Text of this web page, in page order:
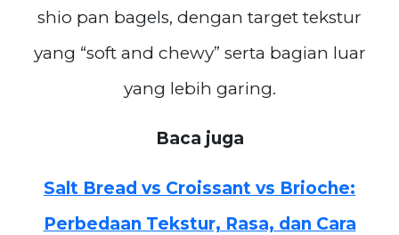
shio pan bagels, dengan target tekstur
yang “soft and chewy” serta bagian luar
yang lebih garing.
Baca juga
Salt Bread vs Croissant vs Brioche:
Perbedaan Tekstur, Rasa, dan Cara